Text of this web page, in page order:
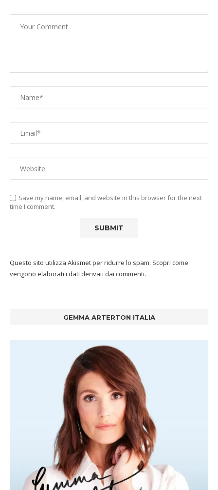
Save my name, email, and website in this browser for the next
time I comment.
Questo sito utilizza Akismet per ridurre lo spam. Scopri come
vengono elaborati i dati derivati dai commenti.
GEMMA ARTERTON ITALIA